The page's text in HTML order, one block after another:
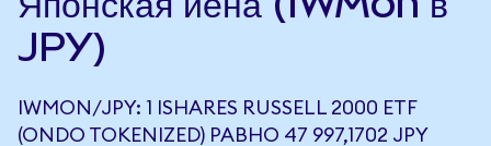
JPY)
IWMON/JPY: 1 ISHARES RUSSELL 2000 ETF
(ONDO TOKENIZED) РАВНО 47 997,1702 JPY